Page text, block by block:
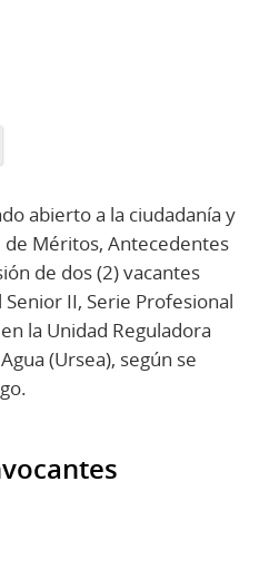
abierto a la ciudadanía y
Méritos, Antecedentes
de dos (2) vacantes
II, Serie Profesional
la Unidad Reguladora
(Ursea), según se